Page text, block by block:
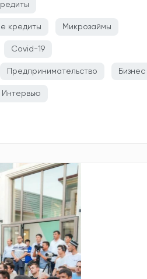
кредиты Микрозаймы
Covid-19
Предпринимательство Бизнес
Интервью